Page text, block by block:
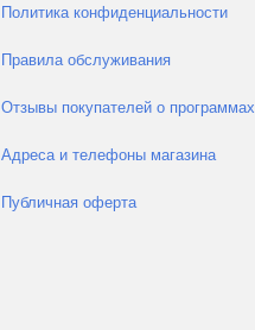
Политика конфиденциальности
Правила обслуживания
Отзывы покупателей о программах
Адреса и телефоны магазина
Публичная оферта